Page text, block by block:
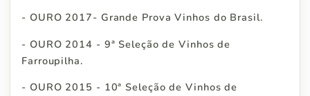
- OURO 2017- Grande Prova Vinhos do Brasil.
- OURO 2014 - 9ª Seleção de Vinhos de
Farroupilha.
- OURO 2015 - 10ª Seleção de Vinhos de